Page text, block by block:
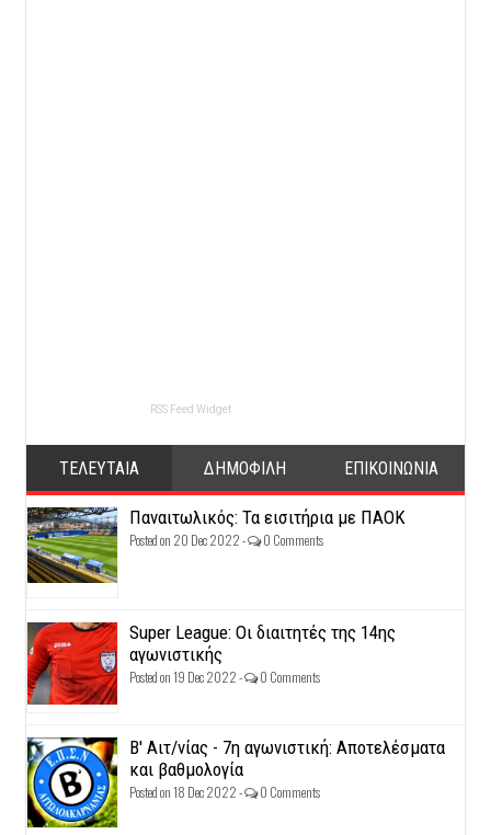
RSS Feed Widget
ΤΕΛΕΥΤΑΙΑ ΔΗΜΟΦΙΛΗ ΕΠΙΚΟΙΝΩΝΙΑ
Παναιτωλικός: Τα εισιτήρια με ΠΑΟΚ
Posted on 20 Dec 2022 - 0 Comments
Super League: Οι διαιτητές της 14ης
αγωνιστικής
Posted on 19 Dec 2022 - 0 Comments
Β' Αιτ/νίας - 7η αγωνιστική: Αποτελέσματα
και βαθμολογία
Posted on 18 Dec 2022 - 0 Comments